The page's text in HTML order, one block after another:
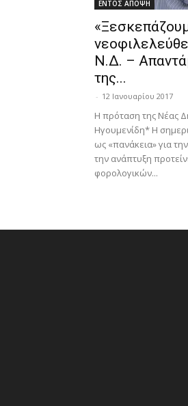
ΕΝΤΟΣ ΑΠΟΨΗ
Ν.Δ. –
της...
- 12 Ιανουαρίου 2017
Η πρόταση της Νέας
Ηγουμενίδη* Η
ως «πανάκεια» για
την ανάπτυξη
φορολογικών...